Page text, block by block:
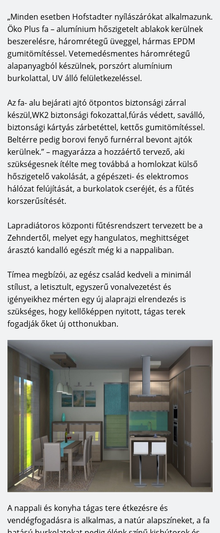
„Minden esetben Hofstadter nyílászárókat alkalmazunk.
Öko Plus fa – alumínium hőszigetelt ablakok kerülnek
beszerelésre, háromrétegű üveggel, hármas EPDM
gumitömítéssel. Vetemedésmentes háromrétegű
alapanyagból készülnek, porszórt alumínium
burkolattal, UV álló felületkezeléssel.
Az fa- alu bejárati ajtó ötpontos biztonsági zárral
készül,WK2 biztonsági fokozattal,fúrás védett, saválló,
biztonsági kártyás zárbetéttel, kettős gumitömítéssel.
Beltérre pedig borovi fenyő furnérral bevont ajtók
kerülnek.” – magyarázza a hozzáértő tervező, aki
szükségesnek ítélte meg továbbá a homlokzat külső
hőszigetelő vakolását, a gépészeti- és elektromos
hálózat felújítását, a burkolatok cseréjét, és a fűtés
korszerűsítését.
Lapradiátoros központi fűtésrendszert tervezett be a
Zehndertől, melyet egy hangulatos, meghittséget
árasztó kandalló egészít még ki a nappaliban.
Tímea megbízói, az egész család kedveli a minimál
stílust, a letisztult, egyszerű vonalvezetést és
igényeikhez mérten egy új alaprajzi elrendezés is
szükséges, hogy kellőképpen nyitott, tágas terek
fogadják őket új otthonukban.
A nappali és konyha tágas tere étkezésre és
vendégfogadásra is alkalmas, a natúr alapszíneket, a fa